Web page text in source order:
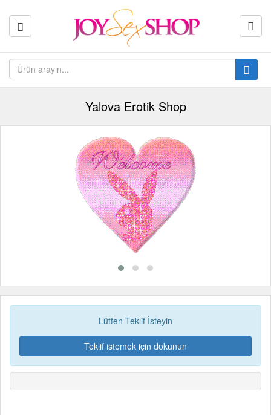
Yalova Erotik Shop
Lütfen Teklif İsteyin
Teklif istemek için dokunun